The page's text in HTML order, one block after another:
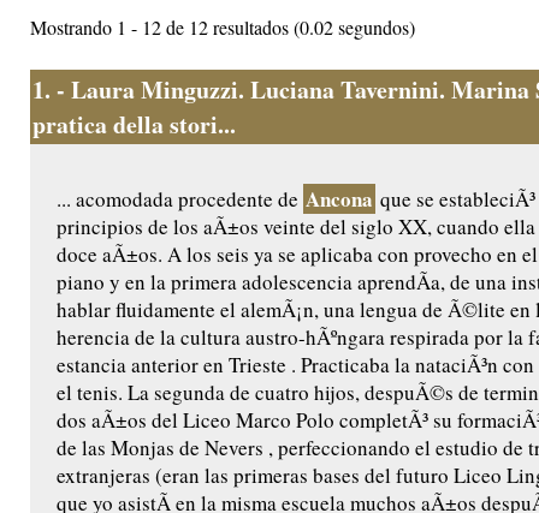
Mostrando 1 - 12 de 12 resultados (0.02 segundos)
1. - Laura Minguzzi. Luciana Tavernini. Marina
pratica della stori...
... acomodada procedente de Ancona que se
principios de los aÃ±os veinte del siglo XX, cuando
doce aÃ±os. A los seis ya se aplicaba con provecho en
piano y en la primera adolescencia aprendÃ­a, de una
hablar fluidamente el alemÃ¡n, una lengua de Ã©lite
herencia de la cultura austro-hÃºngara respirada por la
estancia anterior en Trieste . Practicaba la nataciÃ³n
el tenis. La segunda de cuatro hijos, despuÃ©s de
dos aÃ±os del Liceo Marco Polo completÃ³ su
de las Monjas de Nevers , perfeccionando el estudio de
extranjeras (eran las primeras bases del futuro Liceo
que yo asistÃ­ en la misma escuela muchos aÃ±os